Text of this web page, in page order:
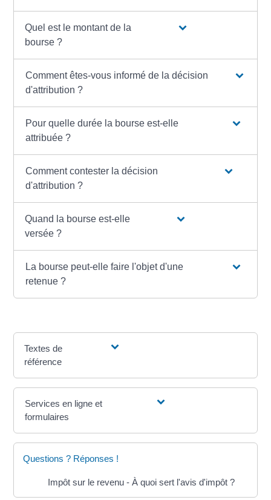
Quel est le montant de la
bourse ?
Comment êtes-vous informé de la décision
d'attribution ?
Pour quelle durée la bourse est-elle
attribuée ?
Comment contester la décision
d'attribution ?
Quand la bourse est-elle
versée ?
La bourse peut-elle faire l'objet d'une
retenue ?
Textes de
référence
Services en ligne et
formulaires
Questions ? Réponses !
Impôt sur le revenu - À quoi sert l'avis d'impôt ?